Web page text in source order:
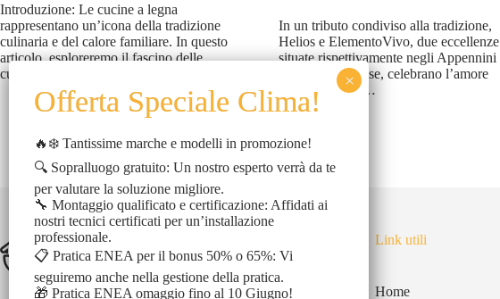
Introduzione: Le cucine a legna
rappresentano un’icona della tradizione
culinaria e del calore familiare. In questo
articolo, esploreremo il fascino delle
cucine…
In un tributo condiviso alla tradizione,
Helios e ElementoVivo, due eccellenze
situate rispettivamente negli Appennini
Irpini e Modenese, celebrano l’amore
avvolgente per…
Link utili
Home
🔥❄️ Tantissime marche e modelli in promozione!
🔍 Sopralluogo gratuito: Un nostro esperto verrà da te
per valutare la soluzione migliore.
🔧 Montaggio qualificato e certificazione: Affidati ai
nostri tecnici certificati per un’installazione
professionale.
📋 Pratica ENEA per il bonus 50% o 65%: Vi
seguiremo anche nella gestione della pratica.
🎁 Pratica ENEA omaggio fino al 10 Giugno!